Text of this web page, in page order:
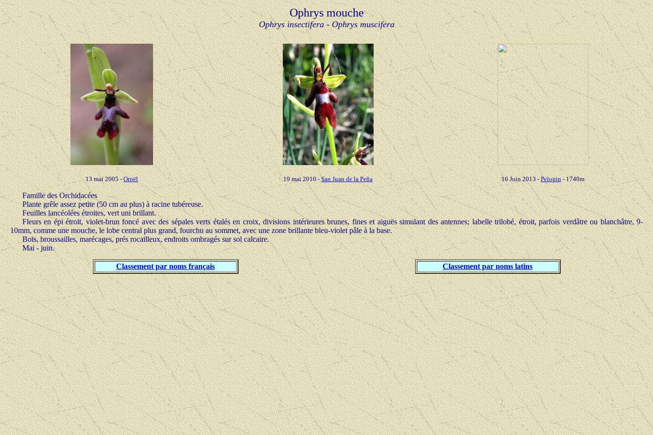
Ophrys mouche
Ophrys insectifera - Ophrys muscifera
13 mai 2005 - Oroël 19 mai 2010 - San Juan de la Peña 16 Juin 2013-Pelopin- 1740m
Famille des Orchidacées
Plante grêle assez petite (50 cm au plus) à racine tubéreuse.
Feuilles lancéolées étroites, vert uni brillant.
Fleurs en épi étroit, violet-brun foncé avec des sépales verts étalés en croix, divisions intérieures brunes, fines et aiguës simulant des antennes; labelle trilobé, étroit, parfois verdâtre ou blanchâtre, 9-
10mm, comme une mouche, le lobe central plus grand, fourchu au sommet, avec une zone brillante bleu-violet pâle à la base.
Bois, broussailles, marécages, prés rocailleux, endroits ombragés sur sol calcaire.
Mai - juin.
Classement par noms français Classement par noms latins